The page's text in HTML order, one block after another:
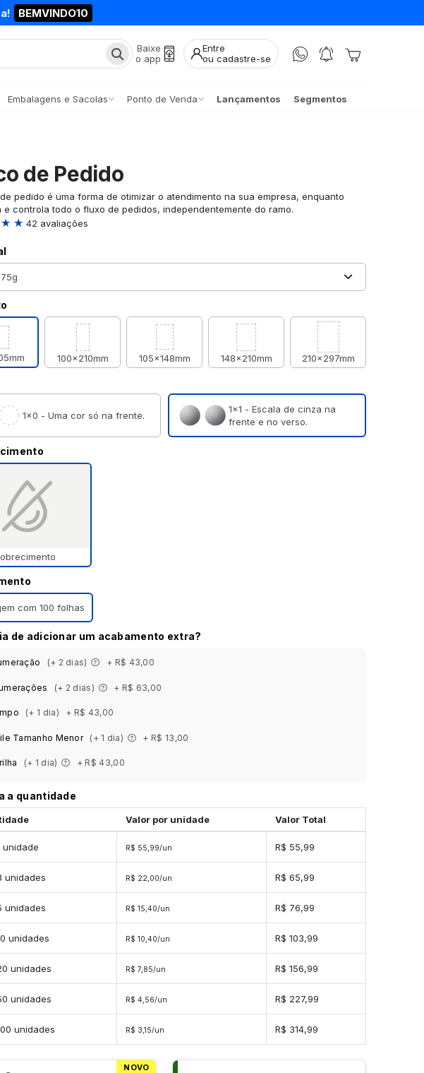
BEMVINDO10
Baixe
o app
Entre
ou cadastre-se
Embalagens e Sacolas Ponto de Venda Lançamentos Segmentos
de Pedido
pedido é uma forma de otimizar o atendimento na sua empresa, enquanto
e controla todo o fluxo de pedidos, independentemente do ramo.
★ 42 avaliações
100x210mm 105x148mm 148x210mm 210x297mm
1×0 - Uma cor só na frente.
1×1 - Escala de cinza na
frente e no verso.
com 100 folhas
de adicionar um acabamento extra?
(+ 2 dias) + R$ 43,00
(+ 2 dias) + R$ 63,00
(+ 1 dia) + R$ 43,00
Tamanho Menor (+ 1 dia) + R$ 13,00
(+ 1 dia) + R$ 43,00
a quantidade
Valor por unidade Valor Total
1 unidade
unidade R$ 55,99/un R$ 55,99
3 unidades
unidades R$ 22,00/un R$ 65,99
5 unidades
unidades R$ 15,40/un R$ 76,99
10 unidades
unidades R$ 10,40/un R$ 103,99
20 unidades
unidades R$ 7,85/un R$ 156,99
50 unidades
unidades R$ 4,56/un R$ 227,99
100 unidades
unidades R$ 3,15/un R$ 314,99
NOVO